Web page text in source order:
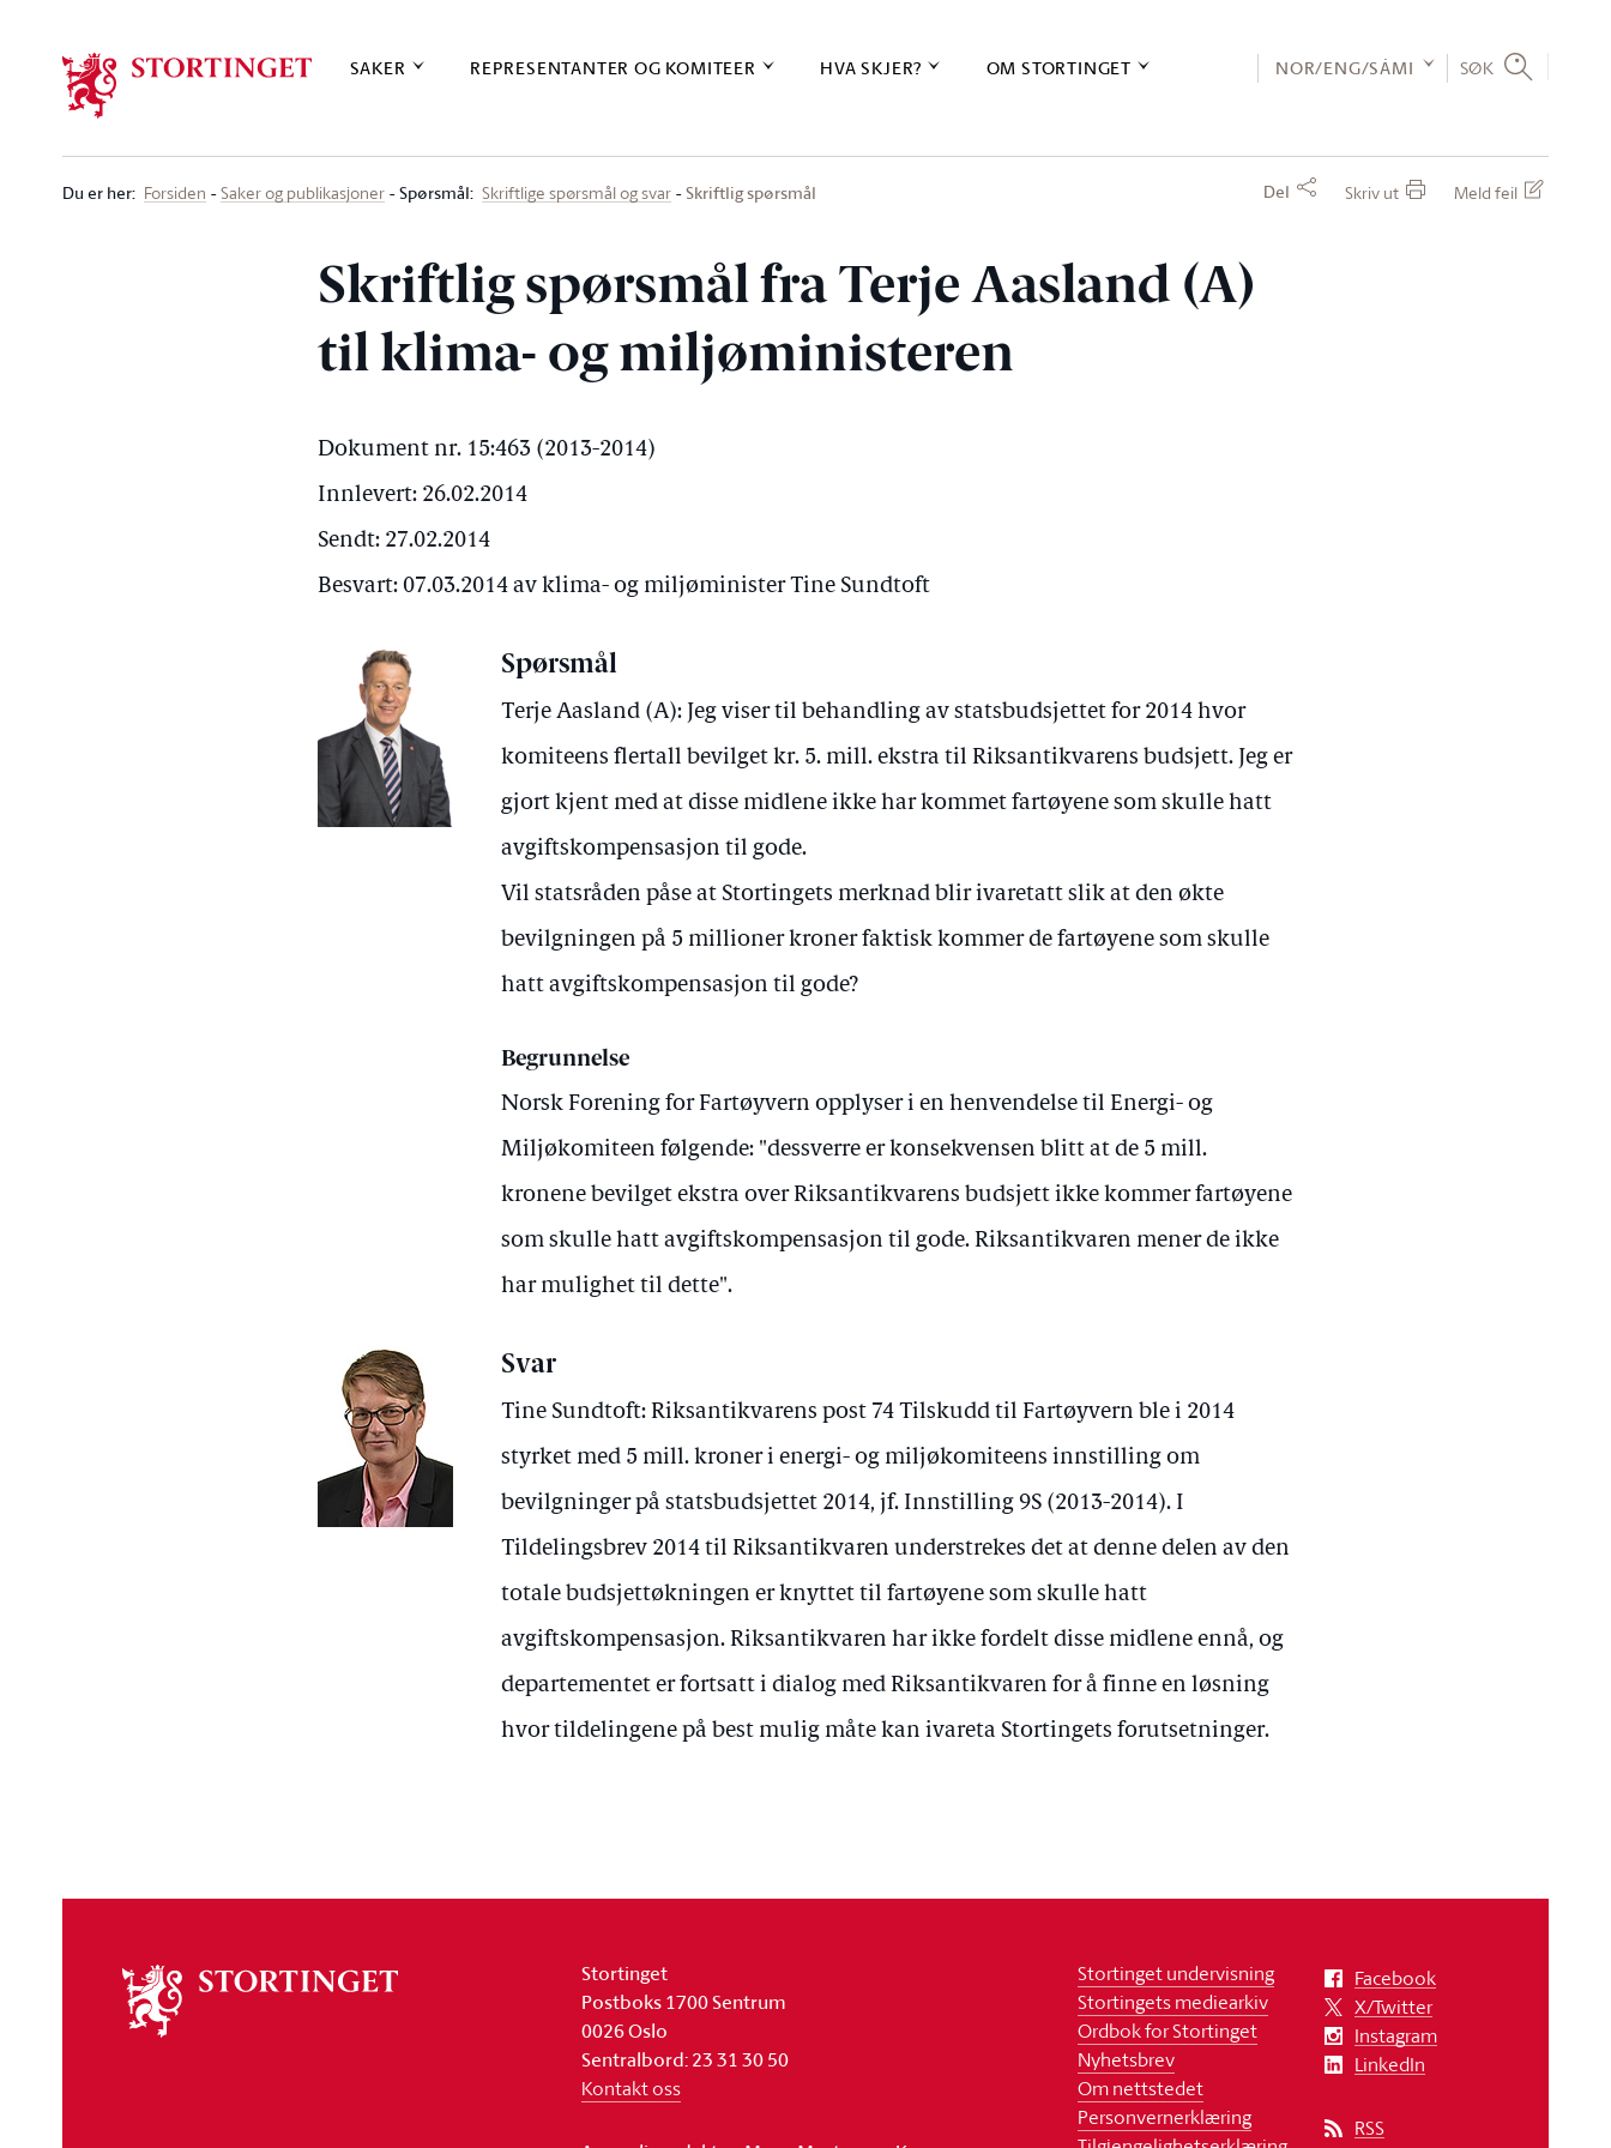
SAKER REPRESENTANTER OG KOMITEER HVA SKJER? OM STORTINGET NOR/ENG/SÁMI SØK
Du er her: Forsiden Saker og publikasjoner Spørsmål: Skriftlige spørsmål og svar Skriftlig spørsmål Del Skriv ut Meld feil
Skriftlig spørsmål fra Terje Aasland (A)
til klima- og miljøministeren
Dokument nr. 15:463 (2013-2014)
Innlevert: 26.02.2014
Sendt: 27.02.2014
Besvart: 07.03.2014 av klima- og miljøminister Tine Sundtoft
Spørsmål
Terje Aasland (A): Jeg viser til behandling av statsbudsjettet for 2014 hvor
komiteens flertall bevilget kr. 5. mill. ekstra til Riksantikvarens budsjett. Jeg er
gjort kjent med at disse midlene ikke har kommet fartøyene som skulle hatt
avgiftskompensasjon til gode.
Vil statsråden påse at Stortingets merknad blir ivaretatt slik at den økte
bevilgningen på 5 millioner kroner faktisk kommer de fartøyene som skulle
hatt avgiftskompensasjon til gode?
Begrunnelse
Norsk Forening for Fartøyvern opplyser i en henvendelse til Energi- og
Miljøkomiteen følgende: "dessverre er konsekvensen blitt at de 5 mill.
kronene bevilget ekstra over Riksantikvarens budsjett ikke kommer fartøyene
som skulle hatt avgiftskompensasjon til gode. Riksantikvaren mener de ikke
har mulighet til dette".
Svar
Tine Sundtoft: Riksantikvarens post 74 Tilskudd til Fartøyvern ble i 2014
styrket med 5 mill. kroner i energi- og miljøkomiteens innstilling om
bevilgninger på statsbudsjettet 2014, jf. Innstilling 9S (2013-2014). I
Tildelingsbrev 2014 til Riksantikvaren understrekes det at denne delen av den
totale budsjettøkningen er knyttet til fartøyene som skulle hatt
avgiftskompensasjon. Riksantikvaren har ikke fordelt disse midlene ennå, og
departementet er fortsatt i dialog med Riksantikvaren for å finne en løsning
hvor tildelingene på best mulig måte kan ivareta Stortingets forutsetninger.
stortinget
Stortinget
Postboks 1700 Sentrum
0026 Oslo
Sentralbord: 23 31 30 50
Kontakt oss
Stortinget undervisning
Stortingets mediearkiv
Ordbok for Stortinget
Nyhetsbrev
Om nettstedet
Personvernerklæring
Facebook
X/Twitter
Instagram
LinkedIn
RSS